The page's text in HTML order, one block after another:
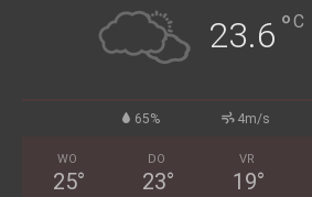
23.6 °C
65% 4m/s
WO
25°
DO
23°
VR
19°